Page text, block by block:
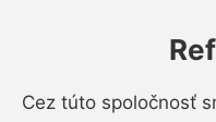
Cez túto spoločnosť